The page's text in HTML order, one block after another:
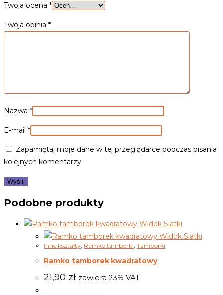
Twoja ocena *
Twoja opinia *
Nazwa *
E-mail *
Zapamiętaj moje dane w tej przeglądarce podczas pisania
kolejnych komentarzy.
Podobne produkty
Widok Siatki
Widok Siatki
Inne kształty, Ramko tamborki, Tamborki
Ramko tamborek kwadratowy
21,90 zł zawiera 23% VAT